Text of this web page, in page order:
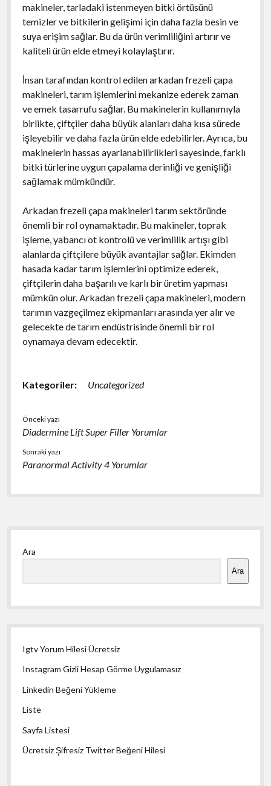
makineler, tarladaki istenmeyen bitki örtüsünü
temizler ve bitkilerin gelişimi için daha fazla besin ve
suya erişim sağlar. Bu da ürün verimliliğini artırır ve
kaliteli ürün elde etmeyi kolaylaştırır.
İnsan tarafından kontrol edilen arkadan frezeli çapa
makineleri, tarım işlemlerini mekanize ederek zaman
ve emek tasarrufu sağlar. Bu makinelerin kullanımıyla
birlikte, çiftçiler daha büyük alanları daha kısa sürede
işleyebilir ve daha fazla ürün elde edebilirler. Ayrıca, bu
makinelerin hassas ayarlanabilirlikleri sayesinde, farklı
bitki türlerine uygun çapalama derinliği ve genişliği
sağlamak mümkündür.
Arkadan frezeli çapa makineleri tarım sektöründe
önemli bir rol oynamaktadır. Bu makineler, toprak
işleme, yabancı ot kontrolü ve verimlilik artışı gibi
alanlarda çiftçilere büyük avantajlar sağlar. Ekimden
hasada kadar tarım işlemlerini optimize ederek,
çiftçilerin daha başarılı ve karlı bir üretim yapması
mümkün olur. Arkadan frezeli çapa makineleri, modern
tarımın vazgeçilmez ekipmanları arasında yer alır ve
gelecekte de tarım endüstrisinde önemli bir rol
oynamaya devam edecektir.
Kategoriler: Uncategorized
Önceki yazı
Diadermine Lift Super Filler Yorumlar
Sonraki yazı
Paranormal Activity 4 Yorumlar
Yan
Menü
Ara
Ara
Igtv Yorum Hilesi Ücretsiz
Instagram Gizli Hesap Görme Uygulamasız
Linkedin Beğeni Yükleme
Liste
Sayfa Listesi
Ücretsiz Şifresiz Twitter Beğeni Hilesi